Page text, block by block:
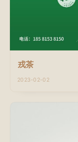
戎茶
2023-02-02